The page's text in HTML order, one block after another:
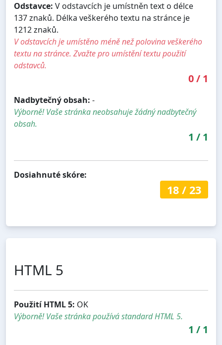
Odstavce: V odstavcích je umístněn text o délce
137 znaků. Délka veškerého textu na stránce je
1212 znaků.
V odstavcích je umístěno méně než polovina veškerého
textu na stránce. Zvažte pro umístění textu použití
odstavců.
0/ 1
Nadbytečný obsah: -
Výborně! Vaše stránka neobsahuje žádný nadbytečný
obsah.
1 / 1
Dosiahnuté skóre:
18/ 23
HTML 5
Použití HTML 5: OK
Výborně! Vaše stránka používá standard HTML 5.
1 / 1